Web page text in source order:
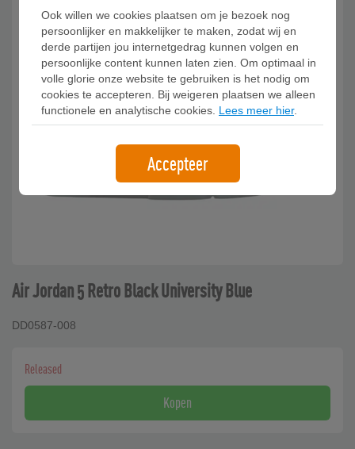
Air Jordan 5 Retro Black University Blue
DD0587-008
Released
Kopen
Ook willen we cookies plaatsen om je bezoek nog
persoonlijker en makkelijker te maken, zodat wij en
derde partijen jou internetgedrag kunnen volgen en
persoonlijke content kunnen laten zien. Om optimaal in
volle glorie onze website te gebruiken is het nodig om
cookies te accepteren. Bij weigeren plaatsen we alleen
functionele en analytische cookies. Lees meer hier.
Accepteer